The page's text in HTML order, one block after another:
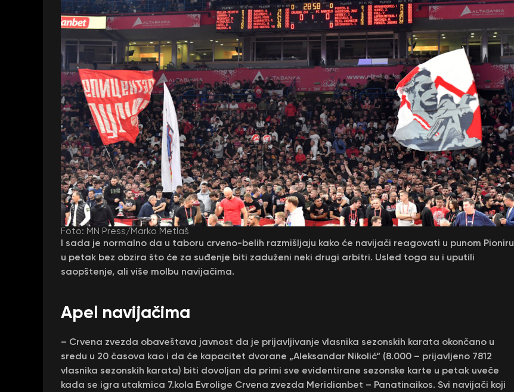
Foto: MN Press/Marko Metlaš
I sada je normalno da u taboru crveno-belih razmišljaju kako će navijači reagovati u punom Pioniru
u petak bez obzira što će za suđenje biti zaduženi neki drugi arbitri. Usled toga su i uputili
saopštenje, ali više molbu navijačima.
Apel navijačima
– Crvena zvezda obaveštava javnost da je prijavljivanje vlasnika sezonskih karata okončano u
sredu u 20 časova kao i da će kapacitet dvorane „Aleksandar Nikolić“ (8.000 – prijavljeno 7812
vlasnika sezonskih karata) biti dovoljan da primi sve evidentirane sezonske karte u petak uveče
kada se igra utakmica 7.kola Evrolige Crvena zvezda Meridianbet – Panatinaikos. Svi navijači koji